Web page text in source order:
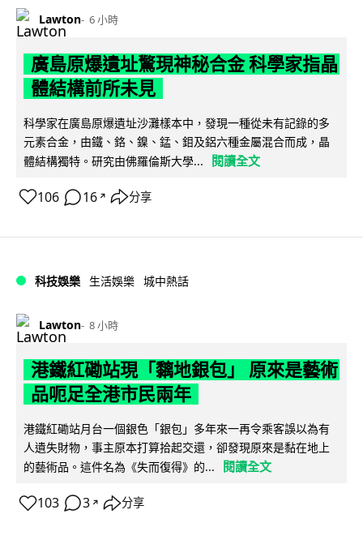
Lawton 6 小時
廣島原爆遺址驚現神秘合金 科學家指晶
體結構前所未見
科學家在廣島原爆遺址沙灘樣本中，發現一種從未有記錄的多
元素合金，由鐵、鉻、鎳、錳、鉬及鋁六種金屬混合而成，晶
體結構獨特。研究由佛羅倫斯大學...
閱讀全文
106 16 ↗ 分享
科技娛樂 生活娛樂 城中熱話
Lawton 8 小時
港鐵紅磡站現「黐地銀包」 原來是藝術
品呃足全港市民兩年
港鐵紅磡站月台一個銀色「銀包」多年來一再令乘客誤以為有
人遺失財物，事主原本打算拾起交還，卻發現原來是黏在地上
的藝術品。這件名為《失而復得》的...
閱讀全文
103 3 ↗ 分享